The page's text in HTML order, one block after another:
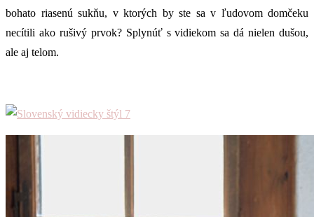
bohato riasenú sukňu, v ktorých by ste sa v ľudovom domčeku
necítili ako rušivý prvok? Splynúť s vidiekom sa dá nielen dušou,
ale aj telom.